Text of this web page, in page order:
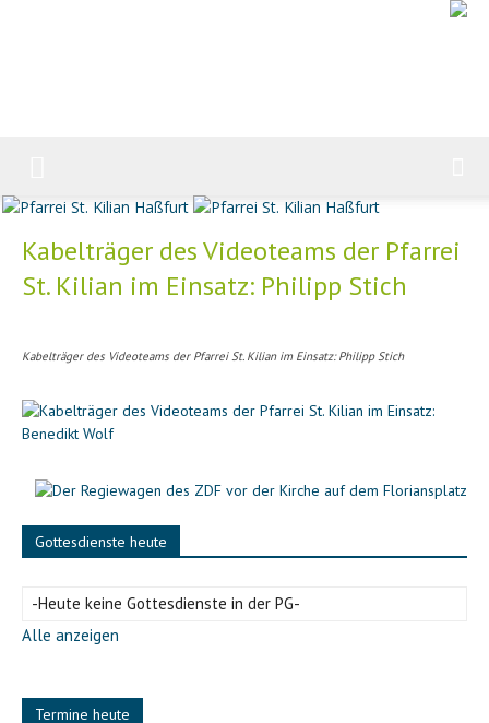
Kabelträger des Videoteams der Pfarrei
St. Kilian im Einsatz: Philipp Stich
Kabelträger des Videoteams der Pfarrei St. Kilian im Einsatz: Philipp Stich
Gottesdienste heute
-Heute keine Gottesdienste in der PG-
Alle anzeigen
Termine heute